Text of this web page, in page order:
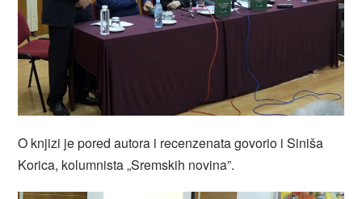
O knjizi je pored autora i recenzenata govorio i Siniša
Korica, kolumnista „Sremskih novina”.